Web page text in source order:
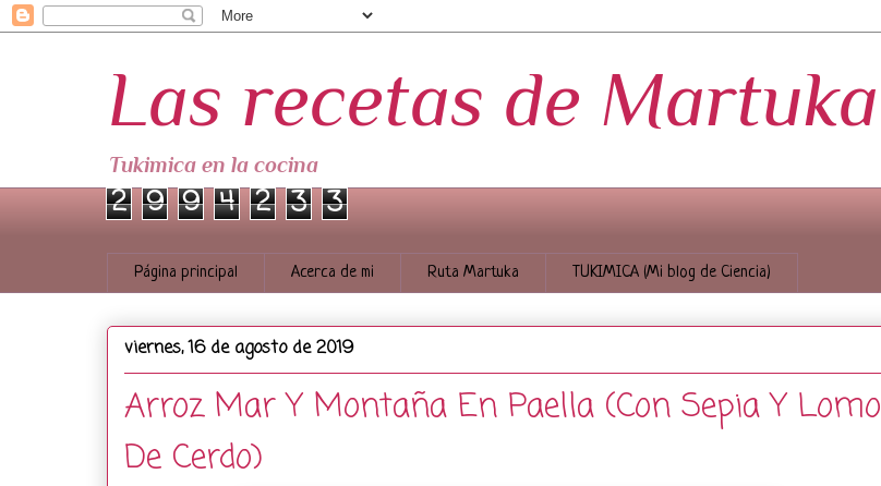
Las recetas de Martuka
Tukimica en la cocina
2 9 9 4 2 3 3
Página principal Acerca de mi Ruta Martuka TUKIMICA (Mi blog de Ciencia)
viernes, 16 de agosto de 2019
Arroz Mar Y Montaña En Paella (Con Sepia Y Lomo
De Cerdo)